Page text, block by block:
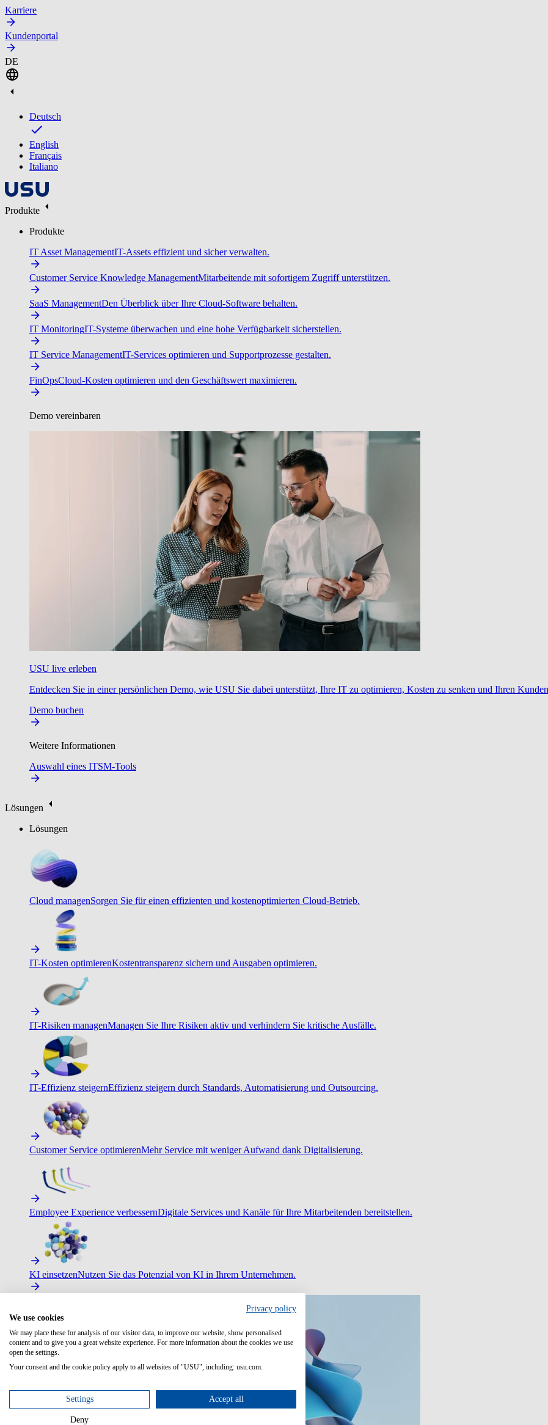
Karriere
Kundenportal
DE
Deutsch
English
Français
Italiano
Produkte
Produkte
IT Asset ManagementIT-Assets effizient und sicher verwalten.
Customer Service Knowledge ManagementMitarbeitende mit sofortigem Zugriff unterstützen.
SaaS ManagementDen Überblick über Ihre Cloud-Software behalten.
IT MonitoringIT-Systeme überwachen und eine hohe Verfügbarkeit sicherstellen.
IT Service ManagementIT-Services optimieren und Supportprozesse gestalten.
FinOpsCloud-Kosten optimieren und den Geschäftswert maximieren.
Demo vereinbaren
USU live erleben
Entdecken Sie in einer persönlichen Demo, wie USU Sie dabei unterstützt, Ihre IT zu optimieren, Kosten zu senken und Ihren
Demo buchen
Weitere Informationen
Auswahl eines ITSM-Tools
Lösungen
Lösungen
Cloud managenSorgen Sie für einen effizienten und kostenoptimierten Cloud-Betrieb.
IT-Kosten optimierenKostentransparenz sichern und Ausgaben optimieren.
IT-Risiken managenManagen Sie Ihre Risiken aktiv und verhindern Sie kritische Ausfälle.
IT-Effizienz steigernEffizienz steigern durch Standards, Automatisierung und Outsourcing.
Customer Service optimierenMehr Service mit weniger Aufwand dank Digitalisierung.
Employee Experience verbessernDigitale Services und Kanäle für Ihre Mitarbeitenden bereitstellen.
KI einsetzenNutzen Sie das Potenzial von KI in Ihrem Unternehmen.
Privacy policy
We use cookies
We may place these for analysis of our visitor data, to improve our website, show personalised
content and to give you a great website experience. For more information about the cookies we use
open the settings.
Your consent and the cookie policy apply to all websites of "USU", including: usu.com.
Settings Accept all
Deny